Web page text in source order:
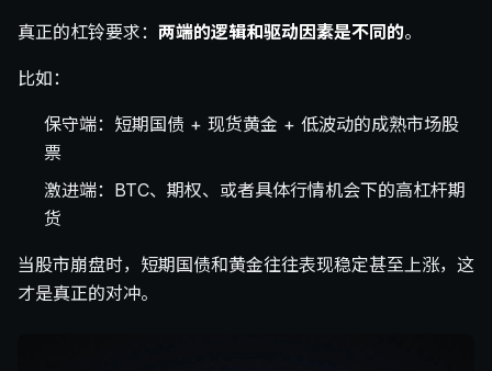
真正的杠铃要求： 两端的逻辑和驱动因素是不同的。
比如：
保守端：短期国债 + 现货黄金 + 低波动的成熟市场股
票
激进端：BTC、期权、或者具体行情机会下的高杠杆期
货
当股市崩盘时，短期国债和黄金往往表现稳定甚至上涨，这
才是真正的对冲。